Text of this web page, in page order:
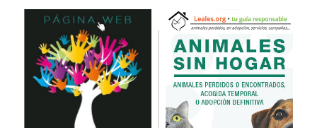
19/04/2024 | Empleo y Formación
Personas de distintas edades aprenden y
trabajan en servicio de ayuda a domicilio,
dinamización social y jardinería. El proyecto
vincula además a un equipo de docentes y